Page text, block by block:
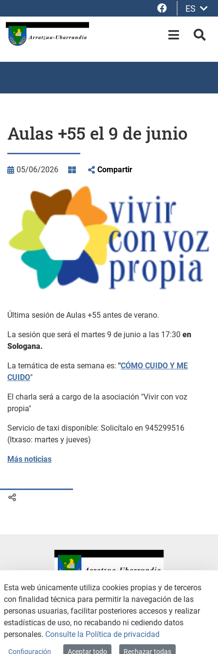
Facebook
ES
OPEN-
Aulas +55 el 9 de junio
05/06/2026 Compartir
Última sesión de Aulas +55 antes de verano.
La sesión que será el martes 9 de junio a las 17:30 en
Sologana.
La temática de esta semana es: "CÓMO CUIDO Y ME
CUIDO"
El charla será a cargo de la asociación "Vivir con voz
propia"
Servicio de taxi disponible: Solicítalo en 945299516
(Itxaso: martes y jueves)
Más noticias
Esta web únicamente utiliza cookies propias y de terceros
con finalidad técnica para permitir la navegación de las
personas usuarias, facilitar posteriores accesos y realizar
estadísticas de uso, no recabando ni cediendo datos
personales. Consulte la Política de privacidad
Configuración Aceptar todo Rechazar todas